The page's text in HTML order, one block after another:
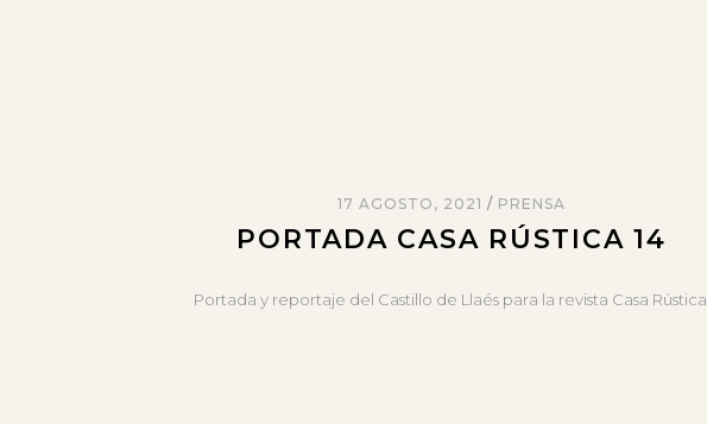
17 AGOSTO, 2021 PRENSA
PORTADA CASA RÚSTICA 14
Portada y reportaje del Castillo de Llaés para la revista Casa Rústica.